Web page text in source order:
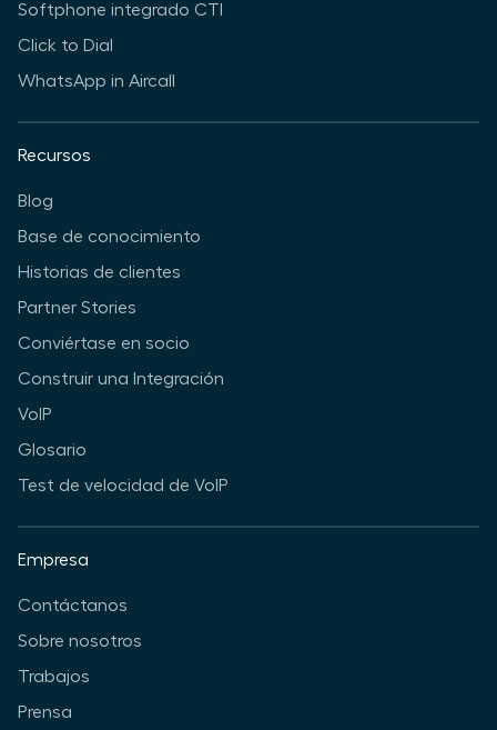
Softphone integrado CTI
Click to Dial
WhatsApp in Aircall
Recursos
Blog
Base de conocimiento
Historias de clientes
Partner Stories
Conviértase en socio
Construir una Integración
VoIP
Glosario
Test de velocidad de VoIP
Empresa
Contáctanos
Sobre nosotros
Trabajos
Prensa